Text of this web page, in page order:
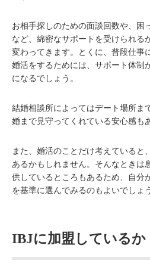
お相手探しのための面談回数や、困
など、綿密なサポートを受けられる
変わってきます。とくに、普段仕事
婚活をするためには、サポート体制
になるでしょう。
結婚相談所によってはデート場所ま
婚まで見守ってくれている安心感も
また、婚活のことだけ考えていると
あるかもしれません。そんなときは
供しているところもあるため、自分
を基準に選んでみるのもよいでしょ
IBJに加盟しているか